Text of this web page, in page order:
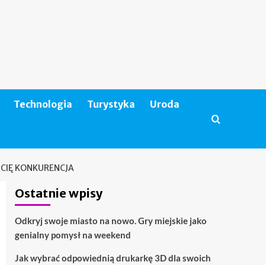
Technologia Turystyka Uroda
KONKURENCJA
Ostatnie wpisy
Odkryj swoje miasto na nowo. Gry miejskie jako
genialny pomysł na weekend
Jak wybrać odpowiednią drukarkę 3D dla swoich